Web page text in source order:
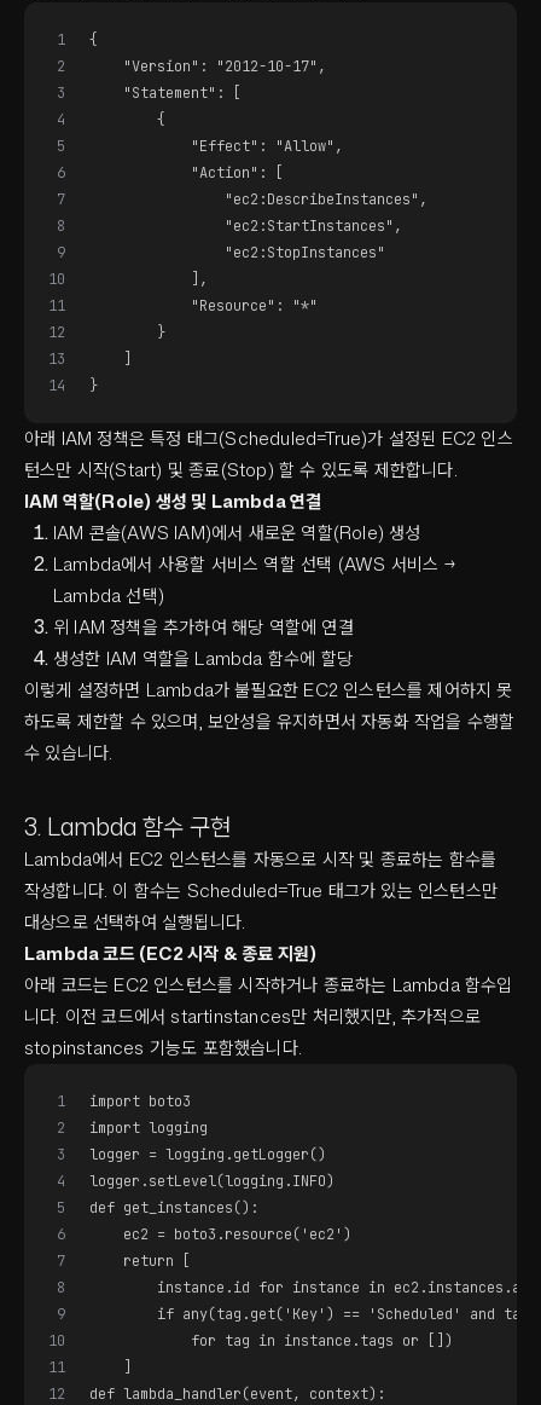
1
2
3
4
5
6
7
8
9
10
11
12
13
14
{
    "Version": "2012-10-17",
    "Statement": [
        {
            "Effect": "Allow",
            "Action": [
                "ec2:DescribeInstances",
                "ec2:StartInstances",
                "ec2:StopInstances"
            ],
            "Resource": "*"
        }
    ]
}
아래 IAM 정책은 특정 태그(Scheduled=True)가 설정된 EC2 인스
턴스만 시작(Start) 및 종료(Stop) 할 수 있도록 제한합니다.
IAM 역할(Role) 생성 및 Lambda 연결
IAM 콘솔(AWS IAM)에서 새로운 역할(Role) 생성
Lambda에서 사용할 서비스 역할 선택 (AWS 서비스 →
Lambda 선택)
위 IAM 정책을 추가하여 해당 역할에 연결
생성한 IAM 역할을 Lambda 함수에 할당
이렇게 설정하면 Lambda가 불필요한 EC2 인스턴스를 제어하지 못
하도록 제한할 수 있으며, 보안성을 유지하면서 자동화 작업을 수행할
수 있습니다.
3. Lambda 함수 구현
Lambda에서 EC2 인스턴스를 자동으로 시작 및 종료하는 함수를
작성합니다. 이 함수는 Scheduled=True 태그가 있는 인스턴스만
대상으로 선택하여 실행됩니다.
Lambda 코드 (EC2 시작 & 종료 지원)
아래 코드는 EC2 인스턴스를 시작하거나 종료하는 Lambda 함수입
니다. 이전 코드에서 startinstances만 처리했지만, 추가적으로
stopinstances 기능도 포함했습니다.
1
2
3
4
5
6
7
8
9
10
11
12
import boto3
import logging
logger = logging.getLogger()
logger.setLevel(logging.INFO)
def get_instances():
    ec2 = boto3.resource('ec2')
    return [
instance.id for instance in
if any(tag.get('Key') == 'Scheduled' and
            for tag in instance.tags or [])
    ]
def lambda_handler(event, context):